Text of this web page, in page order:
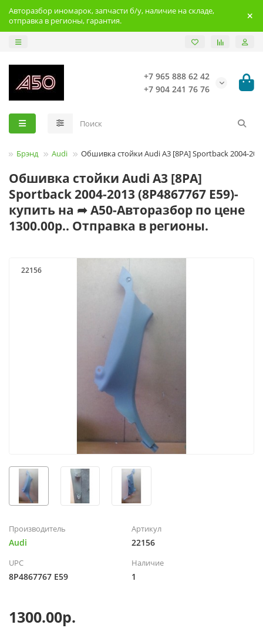
Авторазбор иномарок, запчасти б/у, наличие на складе,
отправка в регионы, гарантия.
+7 965 888 62 42
+7 904 241 76 76
Брэнд Audi Обшивка стойки Audi A3 [8PA] Sportback 2004-
Обшивка стойки Audi A3 [8PA]
Sportback 2004-2013 (8P4867767 E59)-
купить на ➦ А50-Авторазбор по цене
1300.00р.. Отправка в регионы.
22156
Производитель
Audi
Артикул
22156
UPC
8P4867767 E59
Наличие
1
1300.00р.